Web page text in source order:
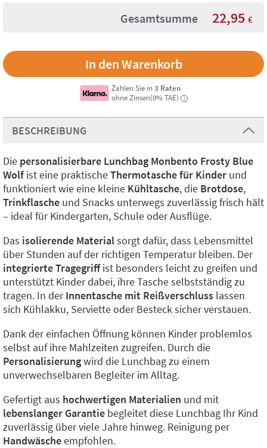
Gesamtsumme 22,95 €
Zahlen Sie in3 Raten
ohne Zinsen(0% TAE)
i
BESCHREIBUNG
Die personalisierbare Lunchbag Monbento Frosty Blue
Wolf ist eine praktischeThermotasche für Kinder und
funktioniert wie eine kleine Kühltasche, die Brotdose,
Trinkflasche und Snacks unterwegs zuverlässig frisch hält
– ideal für Kindergarten, Schule oder Ausflüge.
Das isolierende Materialsorgt dafür, dass Lebensmittel
über Stunden auf der richtigen Temperatur bleiben. Der
integrierte Tragegriffist besonders leicht zu greifen und
unterstützt Kinder dabei, ihre Tasche selbstständig zu
tragen. In derInnentasche mit Reißverschluss lassen
sich Kühlakku, Serviette oder Besteck sicher verstauen.
Dank der einfachen Öffnung können Kinder problemlos
selbst auf ihre Mahlzeiten zugreifen. Durch die
Personalisierungwird die Lunchbag zu einem
unverwechselbaren Begleiter im Alltag.
Gefertigt aus hochwertigen Materialien und mit
lebenslanger Garantie begleitet diese Lunchbag Ihr Kind
zuverlässig über viele Jahre hinweg. Reinigung per
Handwäscheempfohlen.